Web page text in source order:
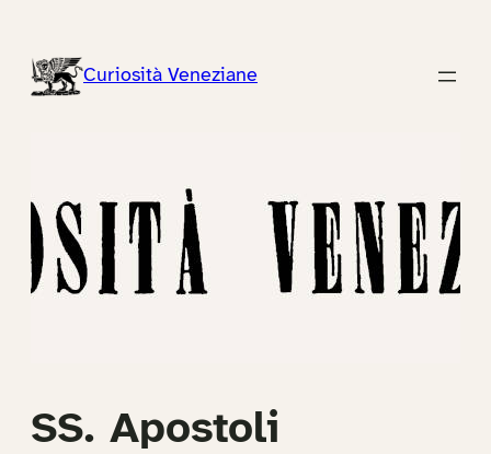
contenutoCuriosità Veneziane
SS. Apostoli